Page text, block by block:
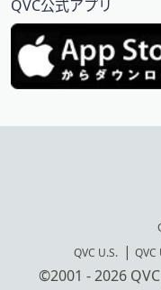
QVC公式アプリ
QVC U.S.
QVC
©2001 - 2026